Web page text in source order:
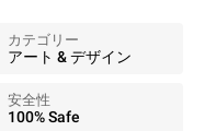
カテゴリー
アート & デザイン
安全性
100% Safe